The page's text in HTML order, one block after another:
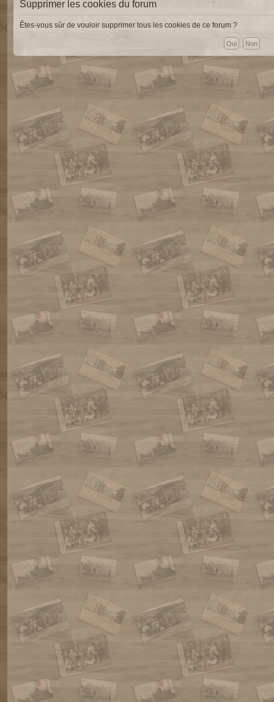
Supprimer les cookies du forum
Êtes-vous sûr de vouloir supprimer tous les cookies de ce forum ?